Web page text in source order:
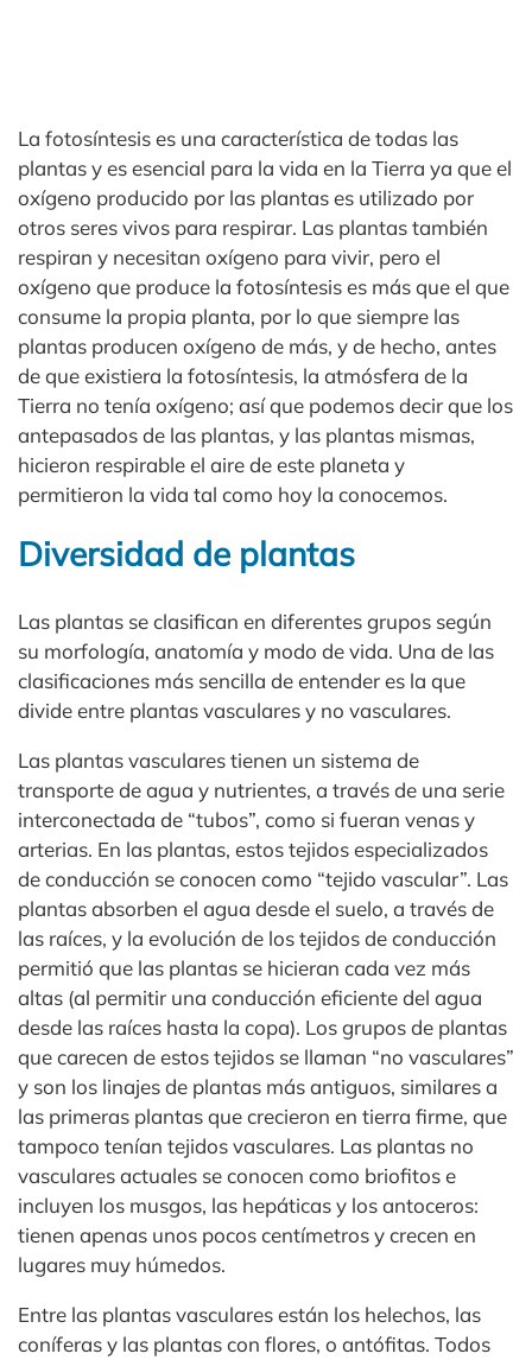
La fotosíntesis es una característica de todas las
plantas y es esencial para la vida en la Tierra ya que el
oxígeno producido por las plantas es utilizado por
otros seres vivos para respirar. Las plantas también
respiran y necesitan oxígeno para vivir, pero el
oxígeno que produce la fotosíntesis es más que el que
consume la propia planta, por lo que siempre las
plantas producen oxígeno de más, y de hecho, antes
de que existiera la fotosíntesis, la atmósfera de la
Tierra no tenía oxígeno; así que podemos decir que los
antepasados de las plantas, y las plantas mismas,
hicieron respirable el aire de este planeta y
permitieron la vida tal como hoy la conocemos.
Diversidad de plantas
Las plantas se clasifican en diferentes grupos según
su morfología, anatomía y modo de vida. Una de las
clasificaciones más sencilla de entender es la que
divide entre plantas vasculares y no vasculares.
Las plantas vasculares tienen un sistema de
transporte de agua y nutrientes, a través de una serie
interconectada de “tubos”, como si fueran venas y
arterias. En las plantas, estos tejidos especializados
de conducción se conocen como “tejido vascular”. Las
plantas absorben el agua desde el suelo, a través de
las raíces, y la evolución de los tejidos de conducción
permitió que las plantas se hicieran cada vez más
altas (al permitir una conducción eficiente del agua
desde las raíces hasta la copa). Los grupos de plantas
que carecen de estos tejidos se llaman “no vasculares”
y son los linajes de plantas más antiguos, similares a
las primeras plantas que crecieron en tierra firme, que
tampoco tenían tejidos vasculares. Las plantas no
vasculares actuales se conocen como briofitos e
incluyen los musgos, las hepáticas y los antoceros:
tienen apenas unos pocos centímetros y crecen en
lugares muy húmedos.
Entre las plantas vasculares están los helechos, las
coníferas y las plantas con flores, o antófitas. Todos